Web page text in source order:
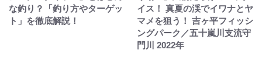
な釣り？「釣り方やターゲッ
ト」を徹底解説！
イス！ 真夏の渓でイワナとヤ
マメを狙う！ 吉ヶ平フィッシ
ングパーク／五十嵐川支流守
門川 2022年